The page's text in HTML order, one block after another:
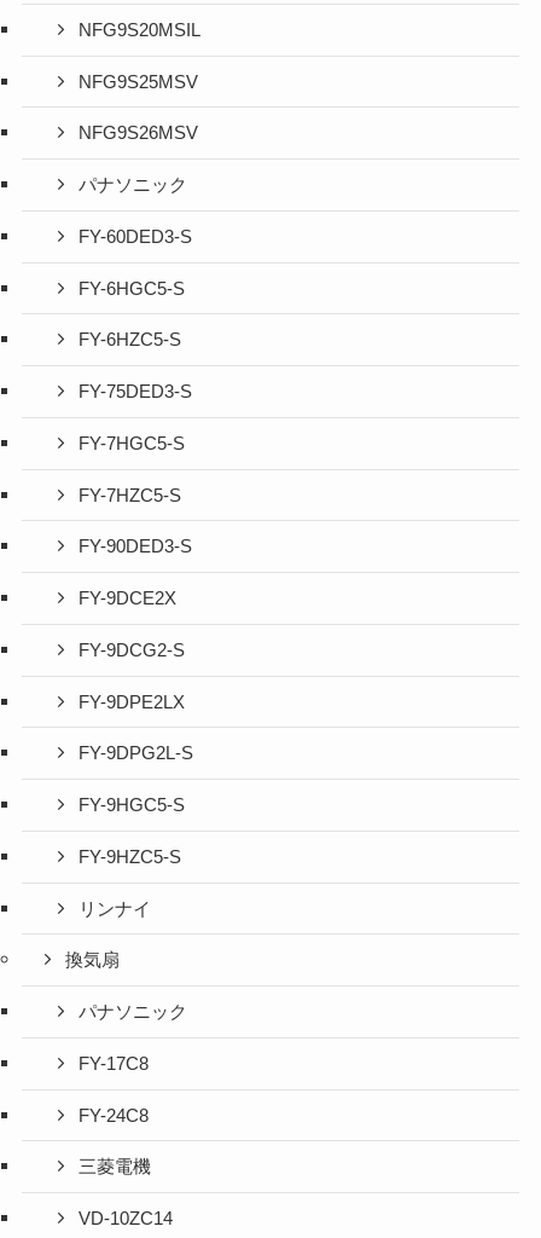
NFG9S20MSIL
NFG9S25MSV
NFG9S26MSV
パナソニック
FY-60DED3-S
FY-6HGC5-S
FY-6HZC5-S
FY-75DED3-S
FY-7HGC5-S
FY-7HZC5-S
FY-90DED3-S
FY-9DCE2X
FY-9DCG2-S
FY-9DPE2LX
FY-9DPG2L-S
FY-9HGC5-S
FY-9HZC5-S
リンナイ
換気扇
パナソニック
FY-17C8
FY-24C8
三菱電機
VD-10ZC14